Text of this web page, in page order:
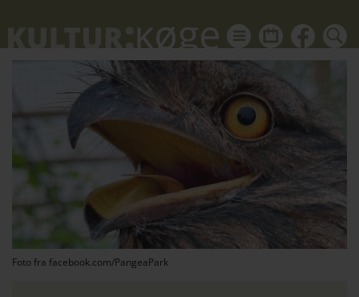
kul
kalender
Du
kan
alt
hvad
der
sker
Foto fra facebook.com/PangeaPark